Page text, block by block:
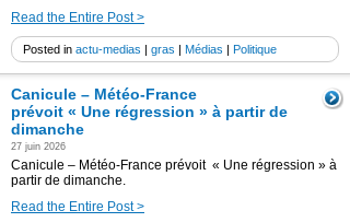
Read the Entire Post >
Posted in actu-medias | gras | Médias | Politique
Canicule – Météo-France
prévoit « Une régression » à partir de
dimanche
27 juin 2026
Canicule – Météo-France prévoit « Une régression » à
partir de dimanche.
Read the Entire Post >